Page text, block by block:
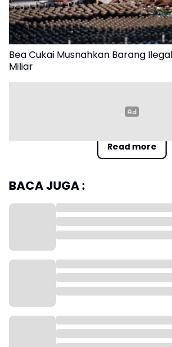
Read more
Bea Cukai Musnahkan Barang
Miliar
DJBC juga memusnahkan 4.787 produk
tembakau iris. Dirjen Bea Cukai,
dan barang hasil rampasan negara.
"Pemusnahan dilakukan setelah proses
Agung dan Ditjen Kekayaan Negara,"
selama beberapa tahun terakhir.
BACA JUGA :